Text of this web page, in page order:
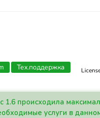
Тех.поддержка
1.6 происходила
услуги в